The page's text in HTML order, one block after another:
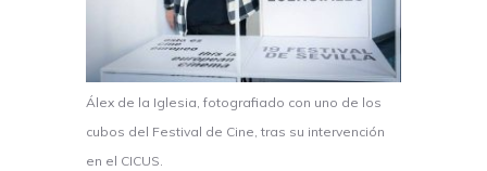
Álex de la Iglesia, fotografiado con uno de los
cubos del Festival de Cine, tras su intervención
en el CICUS.